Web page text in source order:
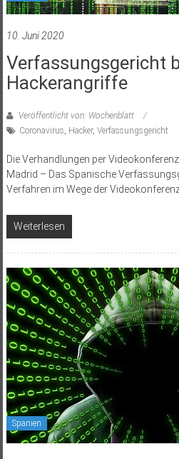
10. Juni 2020
Verfassungsgericht
Hackerangriffe
Veröffentlicht von: Wochenblatt
Coronavirus Hacker, Verfassungsgericht
Die Verhandlungen per
Madrid – Das Spanische
Verfahren im Wege der
Weiterlesen
Spanien